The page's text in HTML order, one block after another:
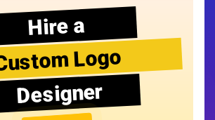
Hire a
Logo
Designer